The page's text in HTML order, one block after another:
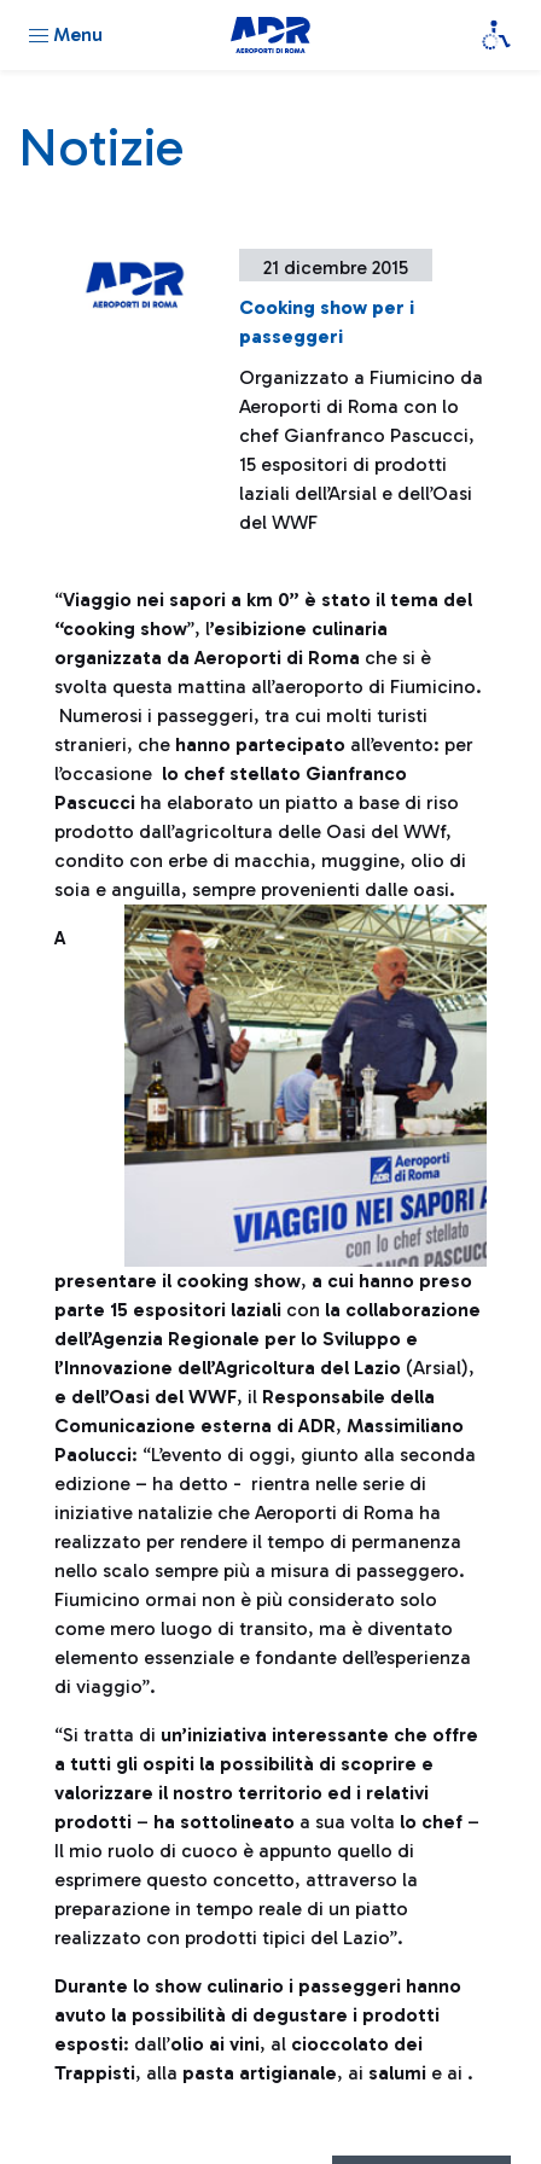
Menu
Notizie
21 dicembre 2015
Cooking show per i
passeggeri
Organizzato a Fiumicino da
Aeroporti di Roma con lo
chef Gianfranco Pascucci,
15 espositori di prodotti
laziali dell’Arsial e dell’Oasi
del WWF
“Viaggio nei sapori a km 0” è stato il tema del
“cooking show”, l’esibizione culinaria
organizzata da Aeroporti di Roma che si è
svolta questa mattina all’aeroporto di Fiumicino.
Numerosi i passeggeri, tra cui molti turisti
stranieri, che hanno partecipato all’evento: per
l’occasione lo chef stellato Gianfranco
Pascucci ha elaborato un piatto a base di riso
prodotto dall’agricoltura delle Oasi del WWf,
condito con erbe di macchia, muggine, olio di
soia e anguilla, sempre provenienti dalle oasi.
A
presentare il cooking show, a cui hanno preso
parte 15 espositori laziali con la collaborazione
dell’Agenzia Regionale per lo Sviluppo e
l’Innovazione dell’Agricoltura del Lazio (Arsial),
e dell’Oasi del WWF, il Responsabile della
Comunicazione esterna di ADR, Massimiliano
Paolucci: “L’evento di oggi, giunto alla seconda
edizione – ha detto - rientra nelle serie di
iniziative natalizie che Aeroporti di Roma ha
realizzato per rendere il tempo di permanenza
nello scalo sempre più a misura di passeggero.
Fiumicino ormai non è più considerato solo
come mero luogo di transito, ma è diventato
elemento essenziale e fondante dell’esperienza
di viaggio”.
“Si tratta di un’iniziativa interessante che offre
a tutti gli ospiti la possibilità di scoprire e
valorizzare il nostro territorio ed i relativi
prodotti – ha sottolineato a sua volta lo chef –
Il mio ruolo di cuoco è appunto quello di
esprimere questo concetto, attraverso la
preparazione in tempo reale di un piatto
realizzato con prodotti tipici del Lazio”.
Durante lo show culinario i passeggeri hanno
avuto la possibilità di degustare i prodotti
esposti: dall’olio ai vini, al cioccolato dei
Trappisti, alla pasta artigianale, ai salumi e ai .